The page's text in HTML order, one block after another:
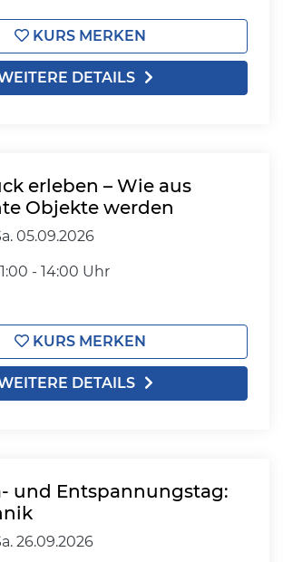
KURS MERKEN
DETAILS
erleben – Wie aus
Objekte werden
05.09.2026
- 14:00 Uhr
KURS MERKEN
DETAILS
und Entspannungstag:
26.09.2026